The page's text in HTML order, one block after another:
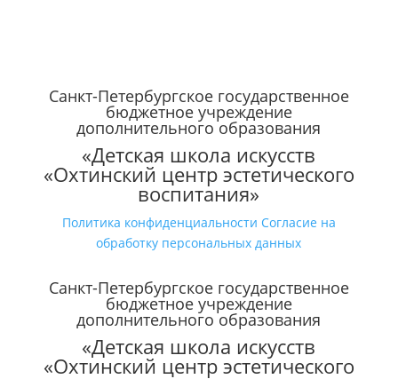
Санкт-Петербургское государственное
бюджетное учреждение
дополнительного образования
«Детская школа искусств
«Охтинский центр эстетического
воспитания»
Политика конфиденциальности Согласие на
обработку персональных данных
Санкт-Петербургское государственное
бюджетное учреждение
дополнительного образования
«Детская школа искусств
«Охтинский центр эстетического